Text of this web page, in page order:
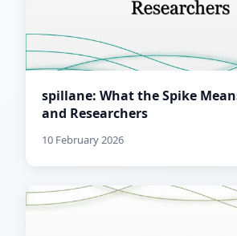
spillane: What the Spike
and Researchers
10 February 2026